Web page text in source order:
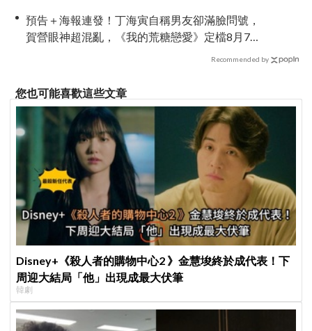
預告＋海報連發！丁海寅自稱男友卻滿臉問號，
賀營眼神超混亂，《我的荒糖戀愛》定檔8月7
Recommended by
您也可能喜歡這些文章
Disney+《殺人者的購物中心2 》金慧埈終於成代表！下
周迎大結局「他」出現成最大伏筆
韓劇